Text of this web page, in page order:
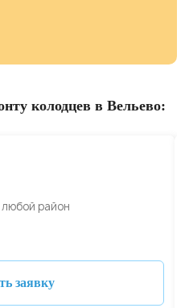
колодцев в Вельево:
район
заявку